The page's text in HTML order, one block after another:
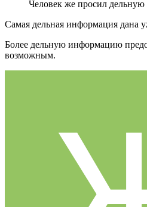
Человек же просил
Самая дельная информация дана
Более дельную информацию
возможным.